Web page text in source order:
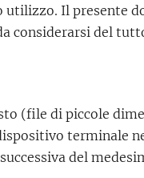
Il presente
considerarsi del
(file di piccole
terminale
del